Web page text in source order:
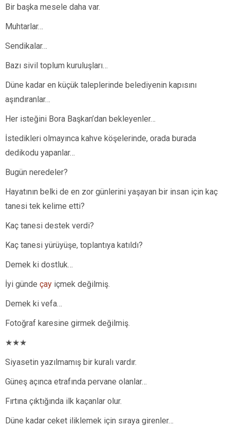
Bir başka mesele daha var.
Muhtarlar…
Sendikalar…
Bazı sivil toplum kuruluşları…
Düne kadar en küçük taleplerinde belediyenin kapısını
aşındıranlar…
Her isteğini Bora Başkan’dan bekleyenler…
İstedikleri olmayınca kahve köşelerinde, orada burada
dedikodu yapanlar…
Bugün neredeler?
Hayatının belki de en zor günlerini yaşayan bir insan için kaç
tanesi tek kelime etti?
Kaç tanesi destek verdi?
Kaç tanesi yürüyüşe, toplantıya katıldı?
Demek ki dostluk…
İyi günde çay içmek değilmiş.
Demek ki vefa…
Fotoğraf karesine girmek değilmiş.
★★★
Siyasetin yazılmamış bir kuralı vardır.
Güneş açınca etrafında pervane olanlar…
Fırtına çıktığında ilk kaçanlar olur.
Düne kadar ceket iliklemek için sıraya girenler…